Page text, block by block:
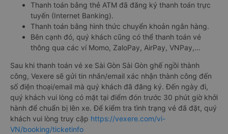
Thanh toán bằng thẻ ATM đã đăng ký thanh toán trực
tuyến (Internet Banking).
Thanh toán bằng hình thức chuyển khoản ngân hàng.
Bên cạnh đó, quý khách cũng có thể thanh toán vé
thông qua các ví Momo, ZaloPay, AirPay, VNPay,…
Sau khi thanh toán vé xe Sài Gòn Sài Gòn ghế ngồi thành
công, Vexere sẽ gửi tin nhắn/email xác nhận thành công đến
số điện thoại/email mà quý khách đã đăng ký. Đến ngày đi,
quý khách vui lòng có mặt tại điểm đón trước 30 phút giờ khởi
hành để chuẩn bị lên xe. Để kiểm tra tình trạng vé đã đặt, quý
khách vui lòng truy cập https://vexere.com/vi-
VN/booking/ticketinfo